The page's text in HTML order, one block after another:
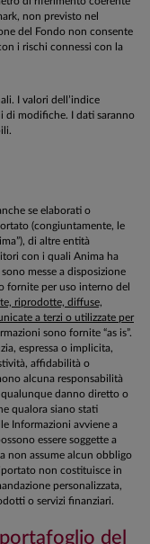
non previsto nel
del Fondo non consente
i rischi connessi con la
I valori dell’indice
di modifiche. I dati saranno
se elaborati o
(congiuntamente, le
di altre entità
con i quali Anima ha
messe a disposizione
fornite per uso interno del
riprodotte, diffuse,
a terzi o utilizzate per
sono fornite “as is”.
espressa o implicita,
affidabilità o
alcuna responsabilità
qualunque danno diretto o
qualora siano stati
Informazioni avviene a
essere soggette a
non assume alcun obbligo
non costituisce in
personalizzata,
o servizi finanziari.
del